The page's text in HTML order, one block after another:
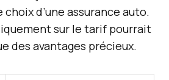
d’une assurance auto.
sur le tarif pourrait
des avantages précieux.